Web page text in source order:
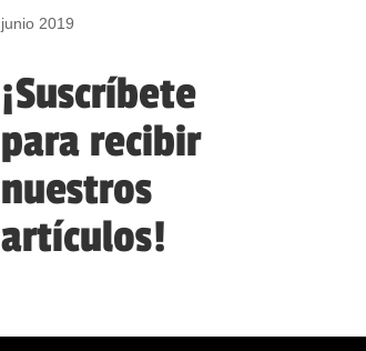
junio 2019
¡Suscríbete
para recibir
nuestros
artículos!